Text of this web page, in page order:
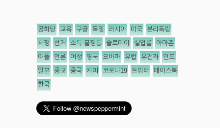
공화당 교육 구글 독일 러시아 미국 분리독립
서평 선거 소득 불평등 슬로데이 실업률 아마존
애플 언론 여성 영국 오바마 유럽 유전자 인도
일본 종교 중국 커피 코로나19 트위터 페이스북
한국